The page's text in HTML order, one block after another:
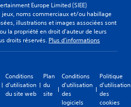
Europe Limited (SIEE)
jeux, noms commerciaux et/ou habillage
illustrations et images associées sont
la propriété en droit d'auteur de leurs
droits réservés. Plus d'informations
Conditions
d'utilisation
du site web
Plan
du
site
Conditions
d'utilisation
des
logiciels
Politique
d'utilisation
des
cookies